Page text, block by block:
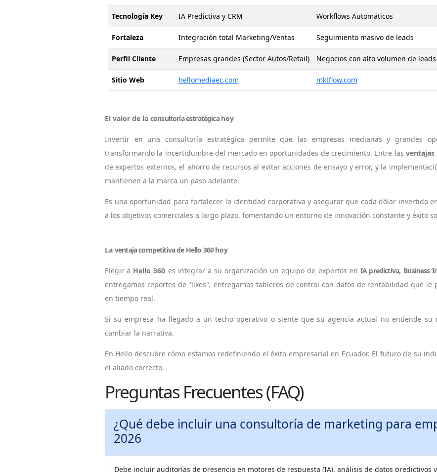
Tecnología Key IA Predictiva y CRM Workflows Automáticos
Fortaleza Integración total Marketing/Ventas Seguimiento masivo de leads
Perfil Cliente Empresas grandes (Sector Autos/Retail) Negocios con alto volumen de leads
Sitio Web hellomediaec.com mktflow.com
El valor de la consultoría estratégicahoy
Invertir en una consultoría estratégica permite que las empresas medianas y grandes
transformando la incertidumbre del mercado en oportunidades de crecimiento. Entre lasventajas
de expertos externos, el ahorro de recursos al evitar acciones de ensayo y error, y la
mantienen a la marca un paso adelante.
Es una oportunidad para fortalecer la identidad corporativa y asegurar que cada dólar invertido
a los objetivos comerciales a largo plazo, fomentando un entorno de innovación constante y éxito
La ventaja competitiva de Hello 360hoy
Elegir a Hello 360 es integrar a su organización un equipo de expertos en IA predictiva, Business
entregamos reportes de "likes"; entregamos tableros de control con datos de rentabilidad que le
en tiempo real.
Si su empresa ha llegado a un techo operativo o siente que su agencia actual no entiende su
cambiar la narrativa.
En Hello descubre cómo estamos redefiniendo el éxito empresarial en Ecuador. El futuro de su
el aliado correcto.
Preguntas Frecuentes (FAQ)
¿Qué debe incluir una consultoría de marketing para empresas grandes en
2026
Debe incluir auditorías de presencia en motores de respuesta (IA), análisis de datos predictivos